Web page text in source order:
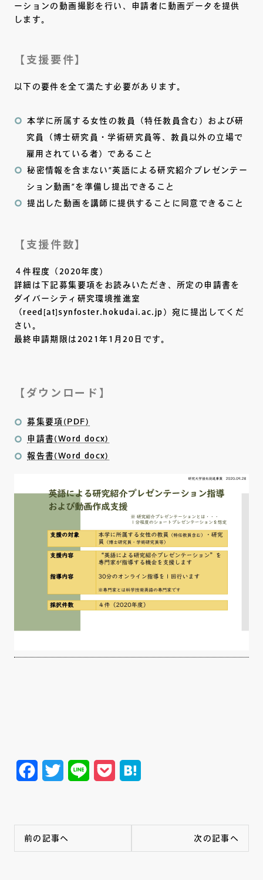
ーションの動画撮影を行い、申請者に動画データを提供
します。
【支援要件】
以下の要件を全て満たす必要があります。
本学に所属する女性の教員（特任教員含む）および研
究員（博士研究員・学術研究員等、教員以外の立場で
雇用されている者）であること
秘密情報を含まない”英語による研究紹介プレゼンテー
ション動画”を準備し提出できること
提出した動画を講師に提供することに同意できること
【支援件数】
４件程度（2020年度）
詳細は下記募集要項をお読みいただき、所定の申請書を
ダイバーシティ研究環境推進室
（reed[at]synfoster.hokudai.ac.jp）宛に提出してくだ
さい。
最終申請期限は2021年1月20日です。
【ダウンロード】
募集要項(PDF)
申請書(Word docx)
報告書(Word docx)
Facebook
TwitterLine Pocket
前の記事へ 次の記事へ